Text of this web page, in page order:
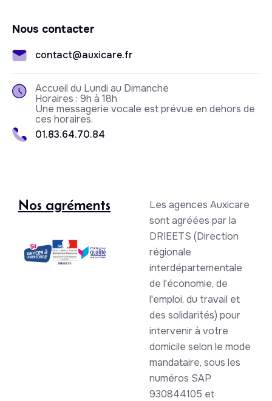
Nous contacter
contact@auxicare.fr
Accueil du Lundi au Dimanche
Horaires : 9h à 18h
Une messagerie vocale est prévue en dehors de
ces horaires.
01.83.64.70.84
Nos agréments
Les agences Auxicare
sont agréées par la
DRIEETS (Direction
régionale
interdépartementale
de l'économie, de
l'emploi, du travail et
des solidarités) pour
intervenir à votre
domicile selon le mode
mandataire, sous les
numéros SAP
930844105 et